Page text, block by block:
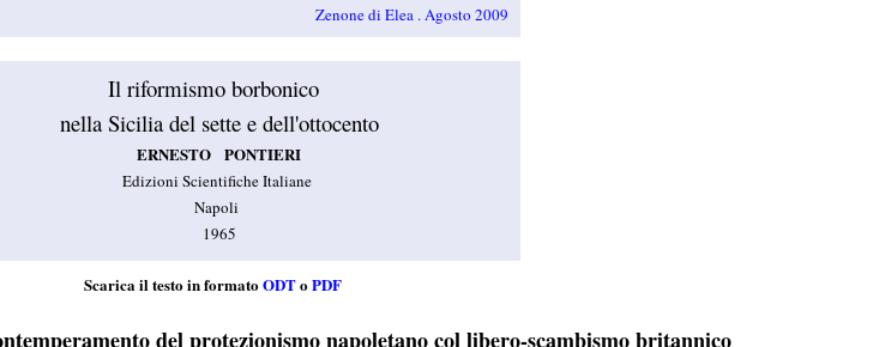
Zenone di Elea . Agosto 2009
Il riformismo borbonico
nella Sicilia del sette e dell'ottocento
ERNESTO PONTIERI
Edizioni Scientifiche Italiane
Napoli
1965
Scarica il testo in formatoODToPDF
del protezionismo napoletano col libero-scambismo britannico